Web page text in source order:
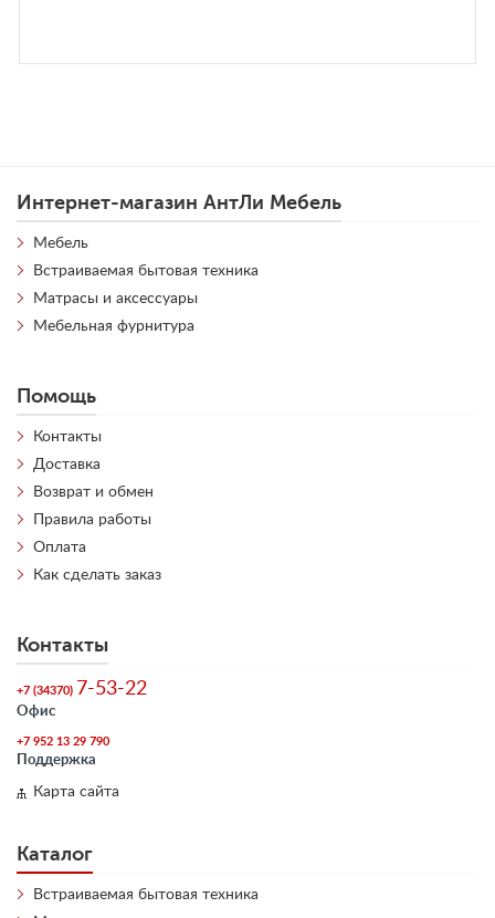
Интернет-магазин АнтЛи Мебель
Мебель
Встраиваемая бытовая техника
Матрасы и аксессуары
Мебельная фурнитура
Помощь
Контакты
Доставка
Возврат и обмен
Правила работы
Оплата
Как сделать заказ
Контакты
+7 (34370) 7-53-22
Офис
+7 952 13 29 790
Поддержка
Карта сайта
Каталог
Встраиваемая бытовая техника